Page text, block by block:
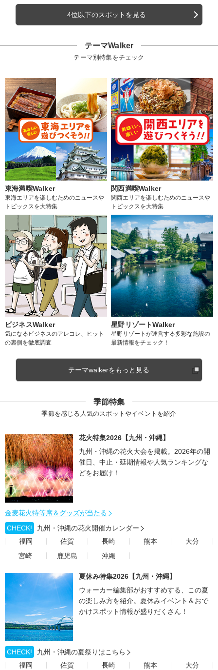
4位以下のスポットを見る
テーマWalker
テーマ別特集をチェック
東海満喫Walker
東海エリアを楽しむためのニュースや
トピックスを大特集
関西満喫Walker
関西エリアを楽しむためのニュースや
トピックスを大特集
ビジネスWalker
気になるビジネスのアレコレ、ヒット
の裏側を徹底調査
星野リゾートWalker
星野リゾートが運営する多彩な施設の
最新情報をチェック！
テーマwalkerをもっと見る
季節特集
季節を感じる人気のスポットやイベントを紹介
花火特集2026【九州・沖縄】
九州・沖縄の花火大会を掲載。2026年の開
催日、中止・延期情報や人気ランキングな
どをお届け！
金麦花火特等席＆グッズが当たる
CHECK!
九州・沖縄の花火開催カレンダー
福岡
佐賀 長崎 熊本
大分
宮崎
鹿児島 沖縄
夏休み特集2026【九州・沖縄】
ウォーカー編集部がおすすめする、この夏
の楽しみ方を紹介。夏休みイベント＆おで
かけスポット情報が盛りだくさん！
CHECK!
九州・沖縄の夏祭りはこちら
福岡
佐賀 長崎 熊本
大分